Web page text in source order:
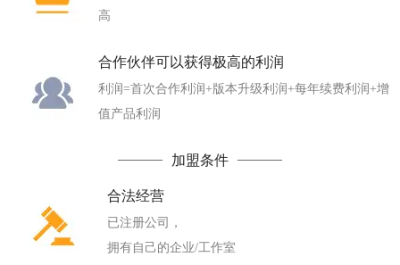
高
合作伙伴可以获得极高的利润
利润=首次合作利润+版本升级利润+每年续费利润+增
值产品利润
加盟条件
合法经营
已注册公司，
拥有自己的企业/工作室